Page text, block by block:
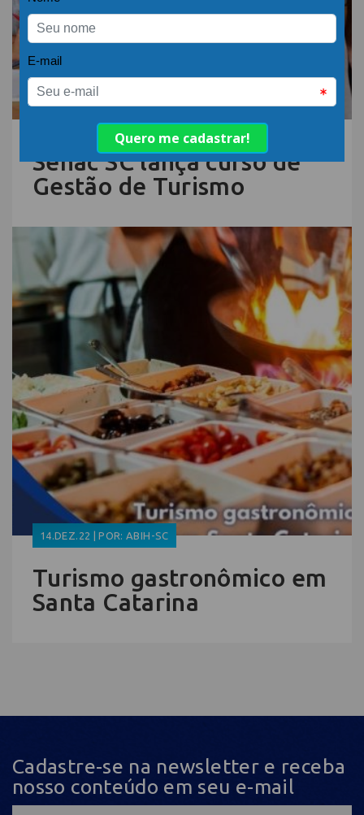
Senac SC lança curso de
Gestão de Turismo
14.DEZ.22 | POR: ABIH-SC
Turismo gastronômico em
Santa Catarina
Cadastre-se na newsletter e receba
nosso conteúdo em seu e-mail